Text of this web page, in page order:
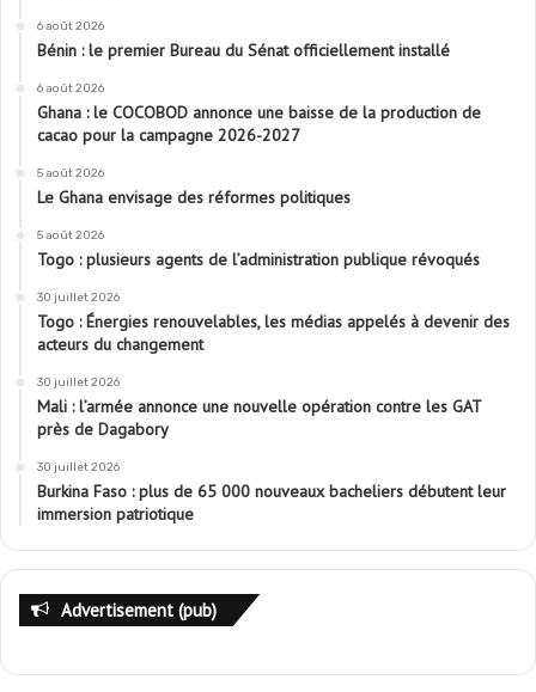
6 août 2026
Bénin : le premier Bureau du Sénat officiellement installé
6 août 2026
Ghana : le COCOBOD annonce une baisse de la production de
cacao pour la campagne 2026-2027
5 août 2026
Le Ghana envisage des réformes politiques
5 août 2026
Togo : plusieurs agents de l’administration publique révoqués
30 juillet 2026
Togo : Énergies renouvelables, les médias appelés à devenir des
acteurs du changement
30 juillet 2026
Mali : l’armée annonce une nouvelle opération contre les GAT
près de Dagabory
30 juillet 2026
Burkina Faso : plus de 65 000 nouveaux bacheliers débutent leur
immersion patriotique
Advertisement (pub)